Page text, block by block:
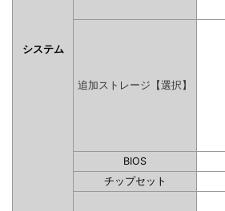
システム
追加ストレージ【選択】
BIOS
チップセット